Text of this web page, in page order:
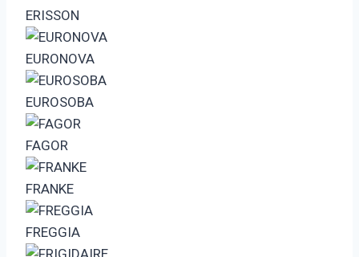
ERISSON
EURONOVA
EUROSOBA
FAGOR
FRANKE
FREGGIA